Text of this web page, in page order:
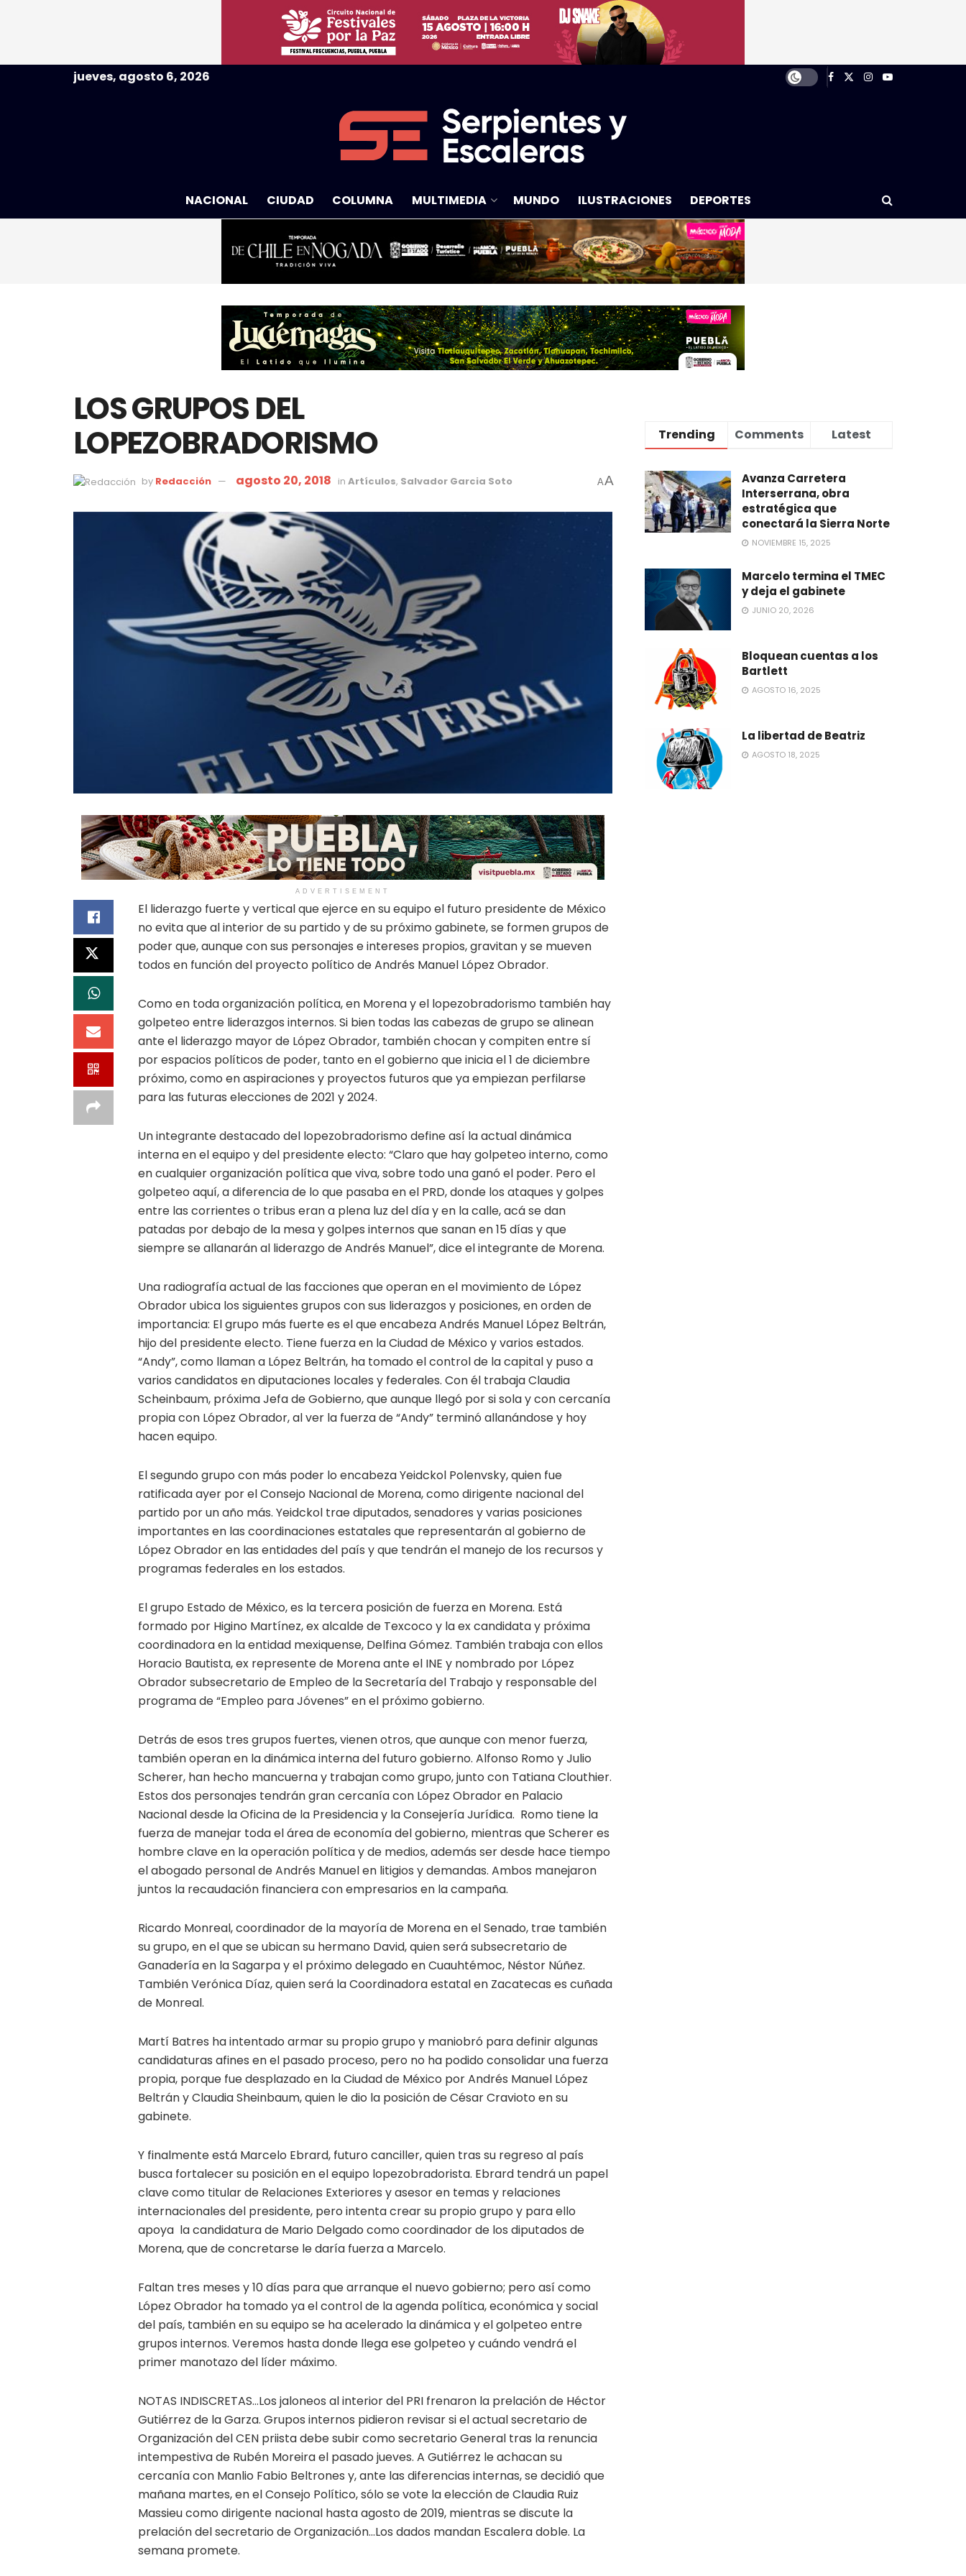
jueves, agosto 6, 2026
NACIONAL CIUDAD COLUMNA MULTIMEDIA MUNDO ILUSTRACIONES DEPORTES
LOS GRUPOS DEL
LOPEZOBRADORISMO
by Redacción agosto 20, 2018 in Artículos, Salvador Garcia Soto AA
ADVERTISEMENT
El liderazgo fuerte y vertical que ejerce en su equipo el futuro presidente de México
no evita que al interior de su partido y de su próximo gabinete, se formen grupos de
poder que, aunque con sus personajes e intereses propios, gravitan y se mueven
todos en función del proyecto político de Andrés Manuel López Obrador.
Como en toda organización política, en Morena y el lopezobradorismo también hay
golpeteo entre liderazgos internos. Si bien todas las cabezas de grupo se alinean
ante el liderazgo mayor de López Obrador, también chocan y compiten entre sí
por espacios políticos de poder, tanto en el gobierno que inicia el 1 de diciembre
próximo, como en aspiraciones y proyectos futuros que ya empiezan perfilarse
para las futuras elecciones de 2021 y 2024.
Un integrante destacado del lopezobradorismo define así la actual dinámica
interna en el equipo y del presidente electo: “Claro que hay golpeteo interno, como
en cualquier organización política que viva, sobre todo una ganó el poder. Pero el
golpeteo aquí, a diferencia de lo que pasaba en el PRD, donde los ataques y golpes
entre las corrientes o tribus eran a plena luz del día y en la calle, acá se dan
patadas por debajo de la mesa y golpes internos que sanan en 15 días y que
siempre se allanarán al liderazgo de Andrés Manuel”, dice el integrante de Morena.
Una radiografía actual de las facciones que operan en el movimiento de López
Obrador ubica los siguientes grupos con sus liderazgos y posiciones, en orden de
importancia: El grupo más fuerte es el que encabeza Andrés Manuel López Beltrán,
hijo del presidente electo. Tiene fuerza en la Ciudad de México y varios estados.
“Andy”, como llaman a López Beltrán, ha tomado el control de la capital y puso a
varios candidatos en diputaciones locales y federales. Con él trabaja Claudia
Scheinbaum, próxima Jefa de Gobierno, que aunque llegó por si sola y con cercanía
propia con López Obrador, al ver la fuerza de “Andy” terminó allanándose y hoy
hacen equipo.
El segundo grupo con más poder lo encabeza Yeidckol Polenvsky, quien fue
ratificada ayer por el Consejo Nacional de Morena, como dirigente nacional del
partido por un año más. Yeidckol trae diputados, senadores y varias posiciones
importantes en las coordinaciones estatales que representarán al gobierno de
López Obrador en las entidades del país y que tendrán el manejo de los recursos y
programas federales en los estados.
El grupo Estado de México, es la tercera posición de fuerza en Morena. Está
formado por Higino Martínez, ex alcalde de Texcoco y la ex candidata y próxima
coordinadora en la entidad mexiquense, Delfina Gómez. También trabaja con ellos
Horacio Bautista, ex represente de Morena ante el INE y nombrado por López
Obrador subsecretario de Empleo de la Secretaría del Trabajo y responsable del
programa de “Empleo para Jóvenes” en el próximo gobierno.
Detrás de esos tres grupos fuertes, vienen otros, que aunque con menor fuerza,
también operan en la dinámica interna del futuro gobierno. Alfonso Romo y Julio
Scherer, han hecho mancuerna y trabajan como grupo, junto con Tatiana Clouthier.
Estos dos personajes tendrán gran cercanía con López Obrador en Palacio
Nacional desde la Oficina de la Presidencia y la Consejería Jurídica. Romo tiene la
fuerza de manejar toda el área de economía del gobierno, mientras que Scherer es
hombre clave en la operación política y de medios, además ser desde hace tiempo
el abogado personal de Andrés Manuel en litigios y demandas. Ambos manejaron
juntos la recaudación financiera con empresarios en la campaña.
Ricardo Monreal, coordinador de la mayoría de Morena en el Senado, trae también
su grupo, en el que se ubican su hermano David, quien será subsecretario de
Ganadería en la Sagarpa y el próximo delegado en Cuauhtémoc, Néstor Núñez.
También Verónica Díaz, quien será la Coordinadora estatal en Zacatecas es cuñada
de Monreal.
Martí Batres ha intentado armar su propio grupo y maniobró para definir algunas
candidaturas afines en el pasado proceso, pero no ha podido consolidar una fuerza
propia, porque fue desplazado en la Ciudad de México por Andrés Manuel López
Beltrán y Claudia Sheinbaum, quien le dio la posición de César Cravioto en su
gabinete.
Y finalmente está Marcelo Ebrard, futuro canciller, quien tras su regreso al país
busca fortalecer su posición en el equipo lopezobradorista. Ebrard tendrá un papel
clave como titular de Relaciones Exteriores y asesor en temas y relaciones
internacionales del presidente, pero intenta crear su propio grupo y para ello
apoya la candidatura de Mario Delgado como coordinador de los diputados de
Morena, que de concretarse le daría fuerza a Marcelo.
Faltan tres meses y 10 días para que arranque el nuevo gobierno; pero así como
López Obrador ha tomado ya el control de la agenda política, económica y social
del país, también en su equipo se ha acelerado la dinámica y el golpeteo entre
grupos internos. Veremos hasta donde llega ese golpeteo y cuándo vendrá el
primer manotazo del líder máximo.
NOTAS INDISCRETAS…Los jaloneos al interior del PRI frenaron la prelación de Héctor
Gutiérrez de la Garza. Grupos internos pidieron revisar si el actual secretario de
Organización del CEN priista debe subir como secretario General tras la renuncia
intempestiva de Rubén Moreira el pasado jueves. A Gutiérrez le achacan su
cercanía con Manlio Fabio Beltrones y, ante las diferencias internas, se decidió que
mañana martes, en el Consejo Político, sólo se vote la elección de Claudia Ruiz
Massieu como dirigente nacional hasta agosto de 2019, mientras se discute la
prelación del secretario de Organización…Los dados mandan Escalera doble. La
semana promete.
Trending Comments Latest
Avanza Carretera
Interserrana, obra
estratégica que
conectará la Sierra Norte
NOVIEMBRE 15, 2025
Marcelo termina el TMEC
y deja el gabinete
JUNIO 20, 2026
Bloquean cuentas a los
Bartlett
AGOSTO 16, 2025
La libertad de Beatriz
AGOSTO 18, 2025